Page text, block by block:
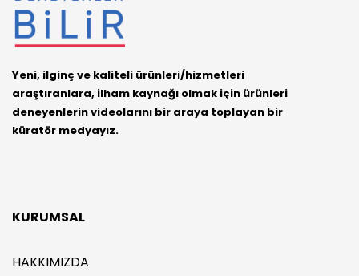
Yeni, ilginç ve kaliteli ürünleri/hizmetleri
araştıranlara, ilham kaynağı olmak için ürünleri
deneyenlerin videolarını bir araya toplayan bir
küratör medyayız.
KURUMSAL
HAKKIMIZDA